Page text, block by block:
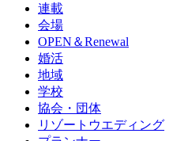
連載
会場
OPEN＆Renewal
婚活
地域
学校
協会・団体
リゾートウエディング